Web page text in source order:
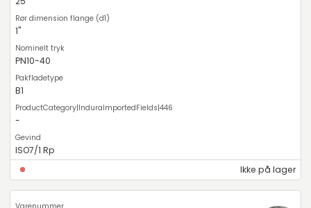
1"
PN10-40
B1
-
ISO7/1 Rp
Ikke på lager